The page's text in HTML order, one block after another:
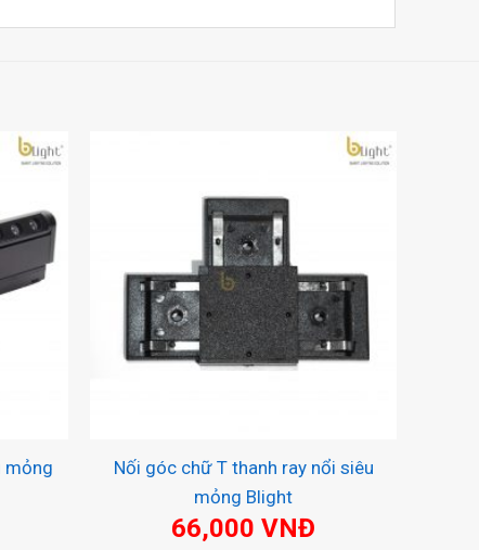
mỏng
Nối góc chữ T thanh ray nổi siêu
mỏng Blight
66,000VNĐ